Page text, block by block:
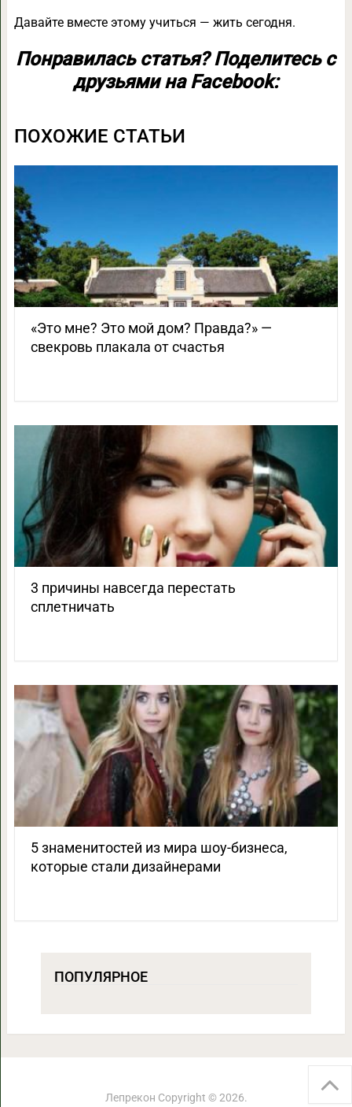
Давайте вместе этому учиться — жить сегодня.
Понравилась статья? Поделитесь с
друзьями на Facebook:
ПОХОЖИЕ СТАТЬИ
«Это мне? Это мой дом? Правда?» —
свекровь плакала от счастья
3 причины навсегда перестать
сплетничать
5 знаменитостей из мира шоу-бизнеса,
которые стали дизайнерами
ПОПУЛЯРНОЕ
Лепрекон Copyright © 2026.